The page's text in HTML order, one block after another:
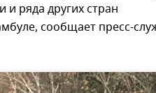
и ряда других стран
сообщает пресс-